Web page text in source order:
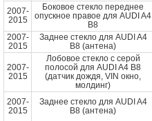
2007-
2015
Боковое стекло переднее
опускное правое для AUDI A4
B8
2007-
2015
Заднее стекло для AUDI A4
B8 (антена)
2007-
2015
Лобовое стекло с серой
полосой для AUDI A4 B8
(датчик дождя, VIN окно,
молдинг)
2007-
2015
Заднее стекло для AUDI A4
B8 (антена)